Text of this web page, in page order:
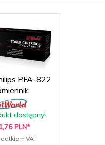
PFA-822
dostępny!
76 PLN*
VAT